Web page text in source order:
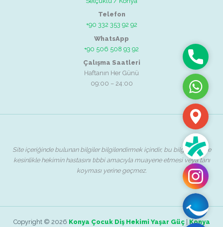
Telefon
+90 332 353 92 92
WhatsApp
+90 506 508 93 92
Çalışma Saatleri
Haftanın Her Günü
09:00 – 24:00
Site içeriğinde bulunan bilgiler bilgilendirmek içindir, bu bilgilendirme
kesinlikle hekimin hastasını tıbbi amacıyla muayene etmesi veya tanı
koyması yerine geçmez.
Copyright © 2026 Konya Çocuk Diş Hekimi Yaşar Güç Konya
Telefon
Adres
Randevu
Safir
Ağız
ve